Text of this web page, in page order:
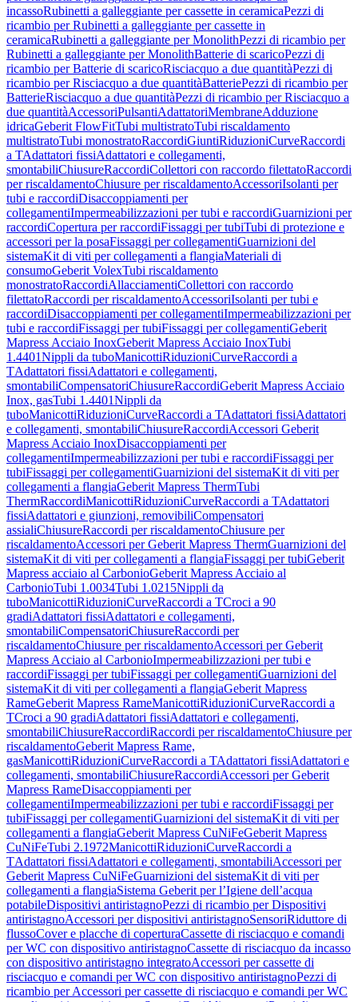
incassoRubinetti a galleggiante per cassette in ceramicaPezzi di
ricambio per Rubinetti a galleggiante per cassette in
ceramicaRubinetti a galleggiante per MonolithPezzi di ricambio per
Rubinetti a galleggiante per MonolithBatterie di scaricoPezzi di
ricambio per Batterie di scaricoRisciacquo a due quantitàPezzi di
ricambio per Risciacquo a due quantitàBatteriePezzi di ricambio per
BatterieRisciacquo a due quantitàPezzi di ricambio per Risciacquo a
due quantitàAccessoriPulsantiAdattatoriMembraneAdduzione
idricaGeberit FlowFitTubi multistratoTubi riscaldamento
multistratoTubi monostratoRaccordiGiuntiRiduzioniCurveRaccordi
a TAdattatori fissiAdattatori e collegamenti,
smontabiliChiusureRaccordiCollettori con raccordo filettatoRaccordi
per riscaldamentoChiusure per riscaldamentoAccessoriIsolanti per
tubi e raccordiDisaccoppiamenti per
collegamentiImpermeabilizzazioni per tubi e raccordiGuarnizioni per
raccordiCopertura per raccordiFissaggi per tubiTubi di protezione e
accessori per la posaFissaggi per collegamentiGuarnizioni del
sistemaKit di viti per collegamenti a flangiaMateriali di
consumoGeberit VolexTubi riscaldamento
monostratoRaccordiAllacciamentiCollettori con raccordo
filettatoRaccordi per riscaldamentoAccessoriIsolanti per tubi e
raccordiDisaccoppiamenti per collegamentiImpermeabilizzazioni per
tubi e raccordiFissaggi per tubiFissaggi per collegamentiGeberit
Mapress Acciaio InoxGeberit Mapress Acciaio InoxTubi
1.4401Nippli da tuboManicottiRiduzioniCurveRaccordi a
TAdattatori fissiAdattatori e collegamenti,
smontabiliCompensatoriChiusureRaccordiGeberit Mapress Acciaio
Inox, gasTubi 1.4401Nippli da
tuboManicottiRiduzioniCurveRaccordi a TAdattatori fissiAdattatori
e collegamenti, smontabiliChiusureRaccordiAccessori Geberit
Mapress Acciaio InoxDisaccoppiamenti per
collegamentiImpermeabilizzazioni per tubi e raccordiFissaggi per
tubiFissaggi per collegamentiGuarnizioni del sistemaKit di viti per
collegamenti a flangiaGeberit Mapress ThermTubi
ThermRaccordiManicottiRiduzioniCurveRaccordi a TAdattatori
fissiAdattatori e giunzioni, removibiliCompensatori
assialiChiusureRaccordi per riscaldamentoChiusure per
riscaldamentoAccessori per Geberit Mapress ThermGuarnizioni del
sistemaKit di viti per collegamenti a flangiaFissaggi per tubiGeberit
Mapress acciaio al CarbonioGeberit Mapress Acciaio al
CarbonioTubi 1.0034Tubi 1.0215Nippli da
tuboManicottiRiduzioniCurveRaccordi a TCroci a 90
gradiAdattatori fissiAdattatori e collegamenti,
smontabiliCompensatoriChiusureRaccordi per
riscaldamentoChiusure per riscaldamentoAccessori per Geberit
Mapress Acciaio al CarbonioImpermeabilizzazioni per tubi e
raccordiFissaggi per tubiFissaggi per collegamentiGuarnizioni del
sistemaKit di viti per collegamenti a flangiaGeberit Mapress
RameGeberit Mapress RameManicottiRiduzioniCurveRaccordi a
TCroci a 90 gradiAdattatori fissiAdattatori e collegamenti,
smontabiliChiusureRaccordiRaccordi per riscaldamentoChiusure per
riscaldamentoGeberit Mapress Rame,
gasManicottiRiduzioniCurveRaccordi a TAdattatori fissiAdattatori e
collegamenti, smontabiliChiusureRaccordiAccessori per Geberit
Mapress RameDisaccoppiamenti per
collegamentiImpermeabilizzazioni per tubi e raccordiFissaggi per
tubiFissaggi per collegamentiGuarnizioni del sistemaKit di viti per
collegamenti a flangiaGeberit Mapress CuNiFeGeberit Mapress
CuNiFeTubi 2.1972ManicottiRiduzioniCurveRaccordi a
TAdattatori fissiAdattatori e collegamenti, smontabiliAccessori per
Geberit Mapress CuNiFeGuarnizioni del sistemaKit di viti per
collegamenti a flangiaSistema Geberit per l’Igiene dell’acqua
potabileDispositivi antiristagnoPezzi di ricambio per Dispositivi
antiristagnoAccessori per dispositivi antiristagnoSensoriRiduttore di
flussoCover e placche di coperturaCassette di risciacquo e comandi
per WC con dispositivo antiristagnoCassette di risciacquo da incasso
con dispositivo antiristagno integratoAccessori per cassette di
risciacquo e comandi per WC con dispositivo antiristagnoPezzi di
ricambio per Accessori per cassette di risciacquo e comandi per WC